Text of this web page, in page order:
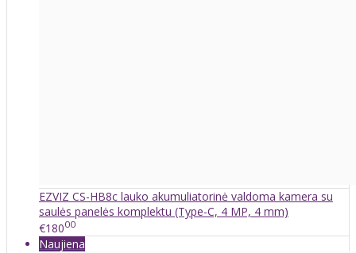
EZVIZ CS-HB8c lauko akumuliatorinė valdoma kamera su
saulės panelės komplektu (Type-C, 4 MP, 4 mm)
€18000
Naujiena